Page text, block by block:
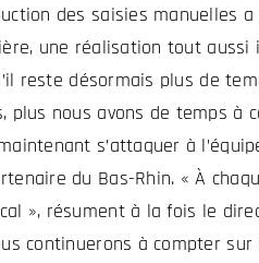
des saisies manuelles
une réalisation tout
reste désormais plus de
plus nous avons de temps à
s’attaquer à
du Bas-Rhin. « À
», résument à la fois le
continuerons à compter sur